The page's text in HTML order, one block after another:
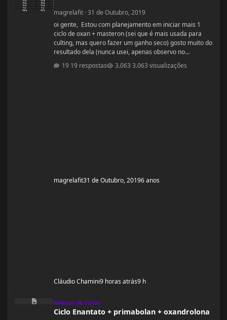
magrelafit ·31 de Outubro, 2019
oi gente, Estou com planejamento em iniciar mais 1
ciclo de oxan + masteron (sei que é mais usada para
culting, mas quero fazer um ganho seco) gosto muito do
resultado dela (nunca usei, apenas observo no
pessoal). ja fiz 2 ciclos de oxandrolona 1 em 2016(6
semanas) e outro 2017.(6 semanas) , mas o meu
19 respostas 3.063 visualizações
magrelafit31 de Outubro, 20196 anos
Cláudio Chamini9 horas atrás9 h
Ciclo Enantato + primabolan + oxandrolona
Relatos de ciclos
Ciclo Enantato + primabolan + oxandrolona